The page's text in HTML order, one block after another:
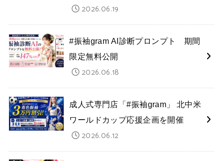
2026.06.19
#振袖gram AI診断プロンプト 期間
限定無料公開
2026.06.18
成人式専門店「#振袖gram」 北中米
ワールドカップ応援企画を開催
2026.06.12